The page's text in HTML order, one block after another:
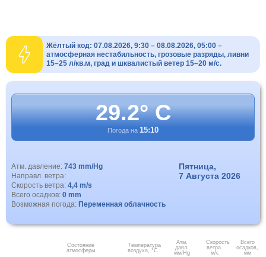
Жёлтый код: 07.08.2026, 9:30 – 08.08.2026, 05:00 –
атмосферная нестабильность, грозовые разряды, ливни
15–25 л/кв.м, град и шквалистый ветер 15–20 м/с.
29.2° C
Погода на 15:10
Атм. давление: 743 mm/Hg
Направл. ветра:
Скорость ветра: 4,4 m/s
Всего осадков: 0 mm
Возможная погода: Переменная облачность
Пятница,
7 Августа 2026
Состояние
атмосферы
Температура
воздуха, °C
Атм.
давл.
мм/Hg
Скорость
ветра.
м/с
Всего
осадков,
мм